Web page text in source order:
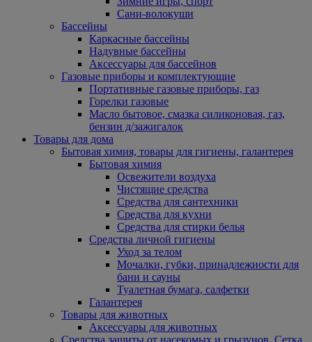
Сани-волокуши
Бассейны
Каркасные бассейны
Надувные бассейны
Аксессуары для бассейнов
Газовые приборы и комплектующие
Портативные газовые приборы, газ
Горелки газовые
Масло бытовое, смазка силиконовая, газ,
бензин д/зажигалок
Товары для дома
Бытовая химия, товары для гигиены, галантерея
Бытовая химия
Освежители воздуха
Чистящие средства
Средства для сантехники
Средства для кухни
Средства для стирки белья
Средства личной гигиены
Уход за телом
Мочалки, губки, принадлежности для
бани и сауны
Туалетная бумага, салфетки
Галантерея
Товары для животных
Аксессуары для животных
Средства защиты от насекомых и грызунов. Сетка